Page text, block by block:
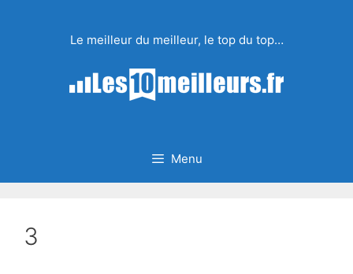
Le meilleur du meilleur, le top du top…
Menu
3